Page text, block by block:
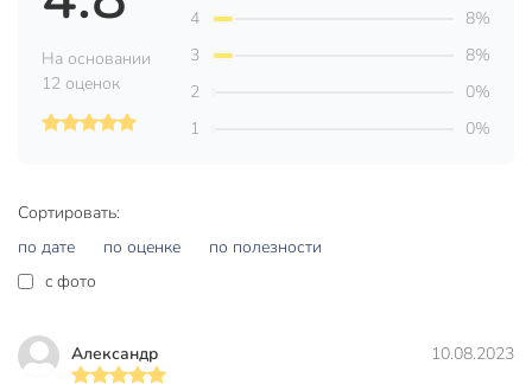
Мощность, Вт
Эквивалент лампы накаливания, Вт
Срок службы, ч
Световой поток, лм
Напряжение, В
Сортировать:
по дате
по оценке
по полезности
c фото
Александр 10.08.2023
На основании
12 оценок
4
8%
3
8%
2
0%
1
0%